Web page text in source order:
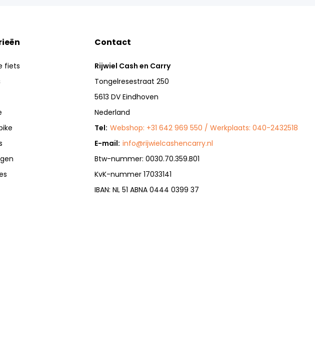
fiets
Contact
Rijwiel Cash en Carry
Tongelresestraat 250
5613 DV Eindhoven
Nederland
Tel: Webshop: +31 642 969 550 / Werkplaats: 040-2432518
E-mail: info@rijwielcashencarry.nl
Btw-nummer: 0030.70.359.B01
KvK-nummer 17033141
IBAN: NL 51 ABNA 0444 0399 37